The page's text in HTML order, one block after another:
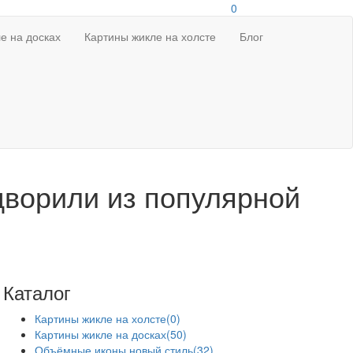
0
на досках
Картины жикле на холсте Блог
из популярной
Каталог
Картины жикле на холсте(0)
Картины жикле на досках(50)
Объёмные иконы новый стиль(32)